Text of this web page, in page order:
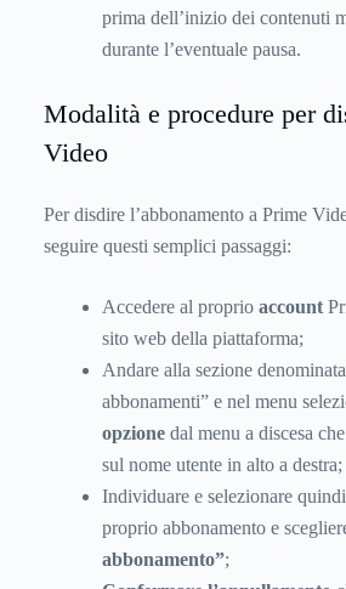
prima dell’inizio dei contenuti
durante l’eventuale pausa.
Modalità e procedure per
Video
Per disdire l’abbonamento a Prime
seguire questi semplici passaggi:
Accedere al proprio account
sito web della piattaforma;
Andare alla sezione
abbonamenti” e nel menu
opzione dal menu a discesa
sul nome utente in alto a destra;
Individuare e selezionare
proprio abbonamento e
abbonamento”;